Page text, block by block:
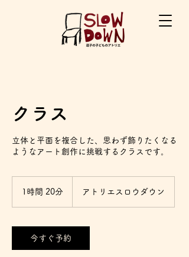
クラス
立体と平面を複合した、思わず飾りたくなる
ようなアート創作に挑戦するクラスです。
1時間 20分
0
分
アトリエスロウダウン
今すぐ予約